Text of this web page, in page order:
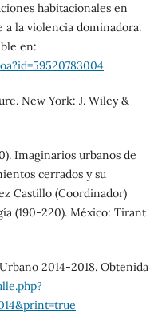
habitacionales en
la violencia dominadora.
en:
New York: J. Wiley &
Imaginarios urbanos de
cerrados y su
Castillo (Coordinador)
(190-220). México: Tirant
2014-2018. Obtenida